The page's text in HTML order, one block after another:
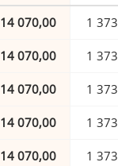
14 070,00 1
14 070,00 1
14 070,00 1
14 070,00 1
14 070,00 1